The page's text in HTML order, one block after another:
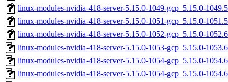
linux-modules-nvidia-418-server-5.15.0-1049-gcp_5.15.0-
linux-modules-nvidia-418-server-5.15.0-1051-gcp_5.15.0-
linux-modules-nvidia-418-server-5.15.0-1052-gcp_5.15.0-
linux-modules-nvidia-418-server-5.15.0-1053-gcp_5.15.0-
linux-modules-nvidia-418-server-5.15.0-1054-gcp_5.15.0-
linux-modules-nvidia-418-server-5.15.0-1054-gcp_5.15.0-